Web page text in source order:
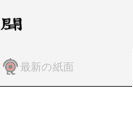
最新の紙面